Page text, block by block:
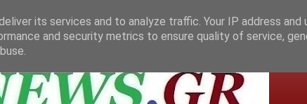
its services and to analyze traffic. Your IP address and
and security metrics to ensure quality of service,